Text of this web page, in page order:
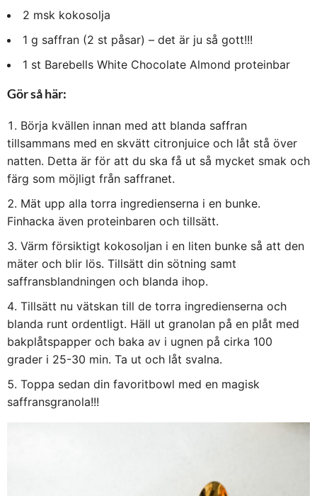
2 msk kokosolja
1 g saffran (2 st påsar) – det är ju så gott!!!
1 st Barebells White Chocolate Almond proteinbar
Gör så här:
Börja kvällen innan med att blanda saffran
tillsammans med en skvätt citronjuice och låt stå över
natten. Detta är för att du ska få ut så mycket smak och
färg som möjligt från saffranet.
Mät upp alla torra ingredienserna i en bunke.
Finhacka även proteinbaren och tillsätt.
Värm försiktigt kokosoljan i en liten bunke så att den
mäter och blir lös. Tillsätt din sötning samt
saffransblandningen och blanda ihop.
Tillsätt nu vätskan till de torra ingredienserna och
blanda runt ordentligt. Häll ut granolan på en plåt med
bakplåtspapper och baka av i ugnen på cirka 100
grader i 25-30 min. Ta ut och låt svalna.
Toppa sedan din favoritbowl med en magisk
saffransgranola!!!